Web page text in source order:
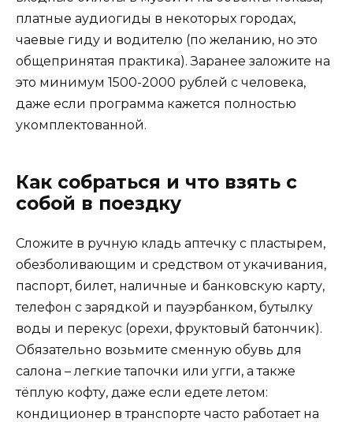
платные аудиогиды в некоторых городах,
чаевые гиду и водителю (по желанию, но это
общепринятая практика). Заранее заложите на
это минимум 1500-2000 рублей с человека,
даже если программа кажется полностью
укомплектованной.
Как собраться и что взять с
собой в поездку
Сложите в ручную кладь аптечку с пластырем,
обезболивающим и средством от укачивания,
паспорт, билет, наличные и банковскую карту,
телефон с зарядкой и пауэрбанком, бутылку
воды и перекус (орехи, фруктовый батончик).
Обязательно возьмите сменную обувь для
салона – легкие тапочки или угги, а также
тёплую кофту, даже если едете летом:
кондиционер в транспорте часто работает на